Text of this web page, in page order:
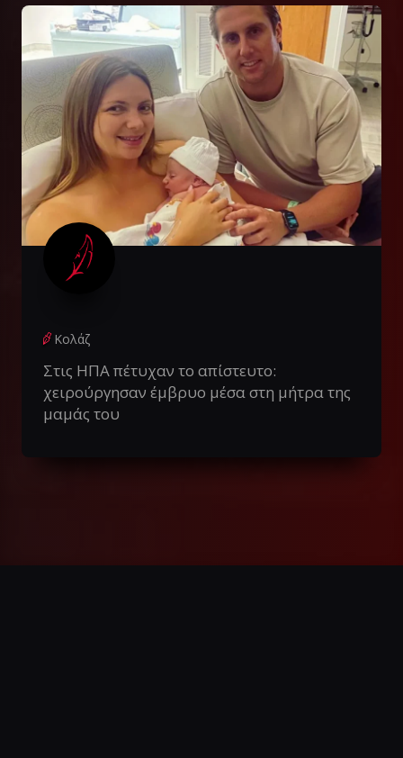
Κολάζ
Στις ΗΠΑ πέτυχαν το απίστευτο:
χειρούργησαν έμβρυο μέσα στη μήτρα της
μαμάς του